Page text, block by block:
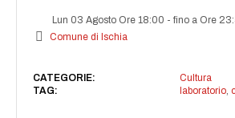
Lun 03 Agosto Ore 18:00 -fino a Ore
Comune di Ischia
CATEGORIE:
Cultura
TAG:
laboratorio,